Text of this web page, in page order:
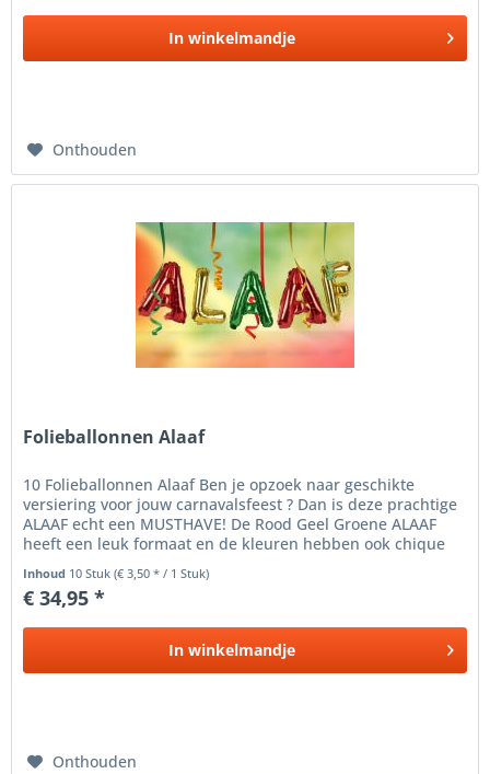
In winkelmandje
Onthouden
Folieballonnen Alaaf
10 Folieballonnen Alaaf Ben je opzoek naar geschikte
versiering voor jouw carnavalsfeest ? Dan is deze prachtige
ALAAF echt een MUSTHAVE! De Rood Geel Groene ALAAF
heeft een leuk formaat en de kleuren hebben ook chique
Inhoud 10 Stuk(€ 3,50 * / 1 Stuk)
€ 34,95 *
In winkelmandje
Onthouden